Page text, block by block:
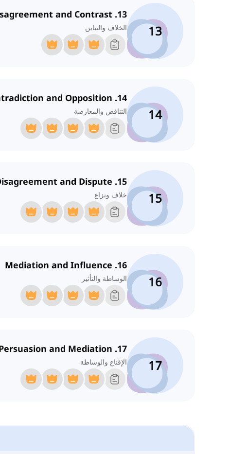
13
13. Disagreement and Contrast
الخلاف والتباين
14
14. Contradiction and Opposition
التناقض والمعارضة
15
15. Disagreement and Dispute
خلاف ونزاع
16
16. Mediation and Influence
الوساطة والتأثير
17
17. Persuasion and Mediation
الإقناع والوساطة